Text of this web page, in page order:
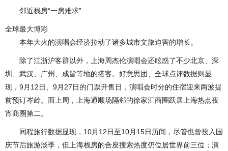
邻近栈房“一房难求”
全球最大博彩
本年大火的演唱会经济拉动了诸多城市文旅迫害的增长。
除了江浙沪客群以外，上海周杰伦演唱会还眩惑了不少北京、深
圳、武汉、广州、成皆等地的搭客。好意思团、全球点评数据则显
现，9月12日、9月27日的门票开售日，演唱会时分的住宿迎来两波提
前预订岑岭。而上周，上海通顺场隔邻的徐家汇商圈跃居上海热点夜
宵商圈第二。
同程旅行数据显现，10月12日至10月15日历间，尽管也曾投入国
庆节后旅游淡季，但上海栈房的合座搜索热度仍位居世界前三位；演